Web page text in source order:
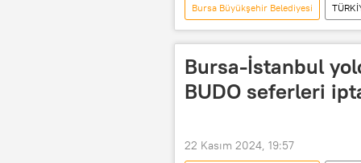
Bursa Büyükşehir Belediyesi
Bursa-İstanbul
BUDO seferleri
22 Kasım 2024, 19:57